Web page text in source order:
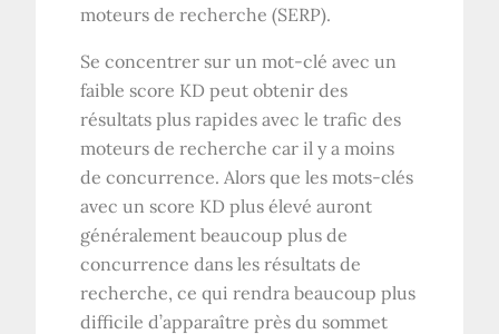
moteurs de recherche (SERP).
Se concentrer sur un mot-clé avec un
faible score KD peut obtenir des
résultats plus rapides avec le trafic des
moteurs de recherche car il y a moins
de concurrence. Alors que les mots-clés
avec un score KD plus élevé auront
généralement beaucoup plus de
concurrence dans les résultats de
recherche, ce qui rendra beaucoup plus
difficile d’apparaître près du sommet